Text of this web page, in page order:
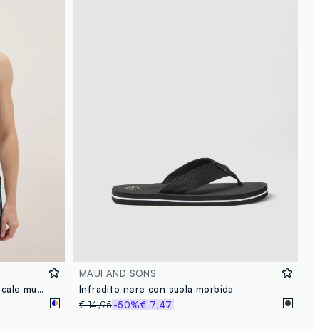
Boxer da mare con fantasia tropicale multicolor
MAUI AND SONS
Infradito nere con suola morbida
€ 14,95-50%€ 7,47